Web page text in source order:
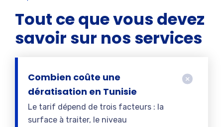
Tout ce que vous devez
savoir sur nos services
Combien coûte une
dératisation en Tunisie
Le tarif dépend de trois facteurs : la
surface à traiter, le niveau